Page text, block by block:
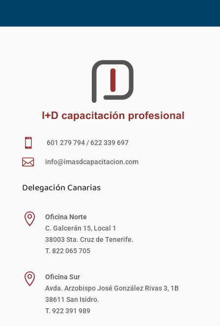
 601 279 794 / 622 339 697
 info@imasdcapacitacion.com
Delegación Canarias

Oficina Norte
C. Galcerán 15, Local 1
38003 Sta. Cruz de Tenerife.
T. 822 065 705

Oficina Sur
Avda. Arzobispo José González Rivas 3, 1B
38611 San Isidro.
T. 922 391 989